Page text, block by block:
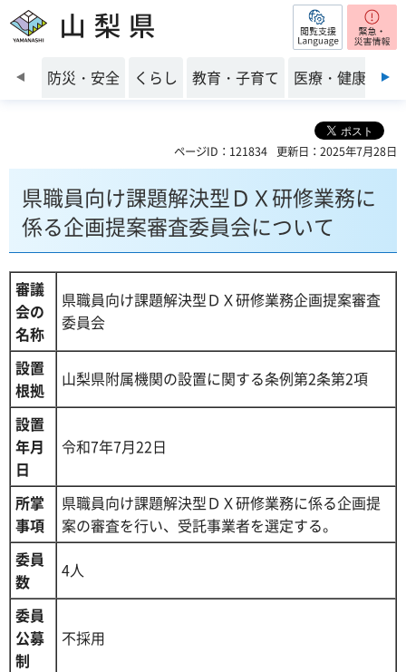
山梨県 閲覧支援
前のスライドを表示
防災・安全 くらし 教育・子育て 医療・健康・福
ページID：121834 更新日：2025年7月28日
県職員向け課題解決型ＤＸ研修業務に
係る企画提案審査委員会について
審議
会の
名称
県職員向け課題解決型ＤＸ研修業務企画提案審査
委員会
設置
根拠
山梨県附属機関の設置に関する条例第2条第2項
設置
年月
日
令和7年7月22日
所掌
事項
県職員向け課題解決型ＤＸ研修業務に係る企画提
案の審査を行い、受託事業者を選定する。
委員
数
4人
委員
公募
制
不採用